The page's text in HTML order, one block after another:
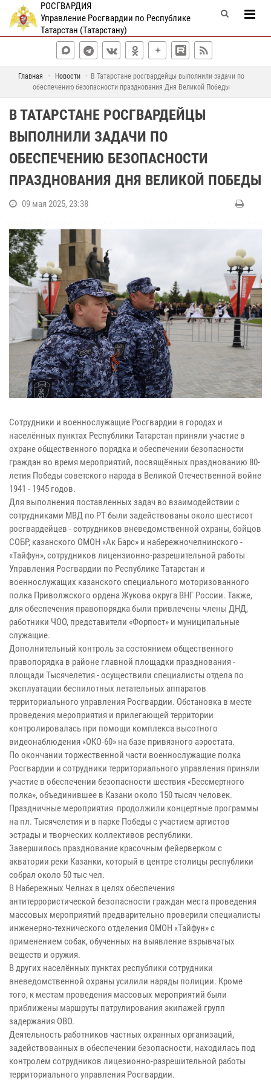
РОСГВАРДИЯ
Управление Росгвардии по Республике
Татарстан (Татарстану)
Главная Новости
В Татарстане росгвардейцы выполнили задачи по
обеспечению безопасности празднования Дня Великой Победы
В ТАТАРСТАНЕ РОСГВАРДЕЙЦЫ
ВЫПОЛНИЛИ ЗАДАЧИ ПО
ОБЕСПЕЧЕНИЮ БЕЗОПАСНОСТИ
ПРАЗДНОВАНИЯ ДНЯ ВЕЛИКОЙ ПОБЕДЫ
09 мая 2025, 23:38
Сотрудники и военнослужащие Росгвардии в городах и
населённых пунктах Республики Татарстан приняли участие в
охране общественного порядка и обеспечении безопасности
граждан во время мероприятий, посвящённых празднованию 80-
летия Победы советского народа в Великой Отечественной войне
1941 - 1945 годов.
Для выполнения поставленных задач во взаимодействии с
сотрудниками МВД по РТ были задействованы около шестисот
росгвардейцев - сотрудников вневедомственной охраны, бойцов
СОБР, казанского ОМОН «Ак Барс» и набережночелнинского -
«Тайфун», сотрудников лицензионно-разрешительной работы
Управления Росгвардии по Республике Татарстан и
военнослужащих казанского специального моторизованного
полка Приволжского ордена Жукова округа ВНГ России. Также,
для обеспечения правопорядка были привлечены члены ДНД,
работники ЧОО, представители «Форпост» и муниципальные
служащие.
Дополнительный контроль за состоянием общественного
правопорядка в районе главной площадки празднования -
площади Тысячелетия - осуществили специалисты отдела по
эксплуатации беспилотных летательных аппаратов
территориального управления Росгвардии. Обстановка в месте
проведения мероприятия и прилегающей территории
контролировалась при помощи комплекса высотного
видеонаблюдения «ОКО-60» на базе привязного аэростата.
По окончании торжественной части военнослужащие полка
Росгвардии и сотрудники территориального управления приняли
участие в обеспечении безопасности шествия «Бессмертного
полка», объединившее в Казани около 150 тысяч человек.
Праздничные мероприятия продолжили концертные программы
на пл. Тысячелетия и в парке Победы с участием артистов
эстрады и творческих коллективов республики.
Завершилось празднование красочным фейерверком с
акватории реки Казанки, который в центре столицы республики
собрал около 50 тыс чел.
В Набережных Челнах в целях обеспечения
антитеррористической безопасности граждан места проведения
массовых мероприятий предварительно проверили специалисты
инженерно-технического отделения ОМОН «Тайфун» с
применением собак, обученных на выявление взрывчатых
веществ и оружия.
В других населённых пунктах республики сотрудники
вневедомственной охраны усилили наряды полиции. Кроме
того, к местам проведения массовых мероприятий были
приближены маршруты патрулирования экипажей групп
задержания ОВО.
Деятельность работников частных охранных организаций,
задействованных в обеспечении безопасности, находилась под
контролем сотрудников лицезионно-разрешительной работы
территориального управления Росгвардии.